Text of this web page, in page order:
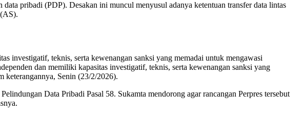
pribadi (PDP). Desakan ini muncul menyusul adanya ketentuan transfer data lintas
investigatif, teknis, serta kewenangan sanksi yang memadai untuk mengawasi
dan memiliki kapasitas investigatif, teknis, serta kewenangan sanksi yang
keterangannya, Senin (23/2/2026).
Data Pribadi Pasal 58. Sukamta mendorong agar rancangan Perpres tersebut